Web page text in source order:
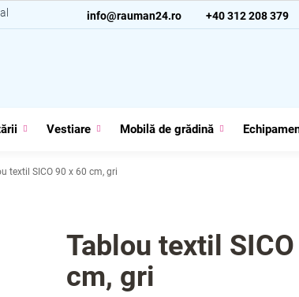
+40 312 208 379
info@rauman24.ro
Vestiare Mobilă de grădină
textil SICO 90 x 60 cm, gri
Tablou textil
cm, gri